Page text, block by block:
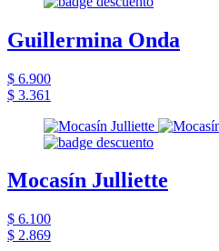
Guillermina Onda
$ 6.900
$ 3.361
Mocasín Julliette
$ 6.100
$ 2.869